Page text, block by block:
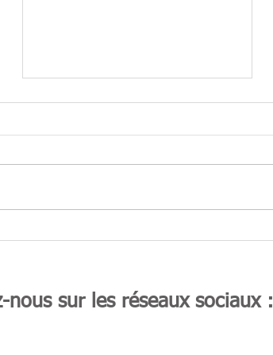
Douce et joyeuse année
nous sur les réseaux sociaux :